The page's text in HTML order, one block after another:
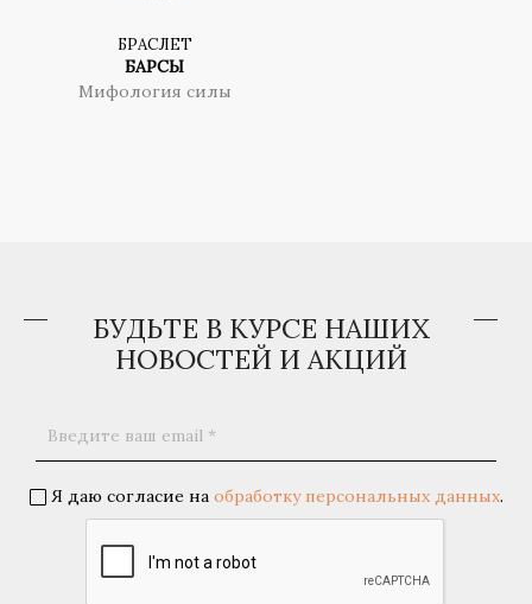
БРАСЛЕТ
БАРСЫ
Мифология силы
БУДЬТЕ В КУРСЕ НАШИХ
НОВОСТЕЙ И АКЦИЙ
Я даю согласие на обработку персональных данных.